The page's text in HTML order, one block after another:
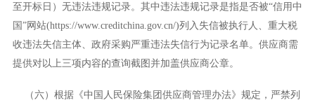
至开标日）无违法违规记录。其中违法违规记录是指是否被“信用中
国”网站(https://www.creditchina.gov.cn/)列入失信被执行人、重大税
收违法失信主体、政府采购严重违法失信行为记录名单。供应商需
提供对以上三项内容的查询截图并加盖供应商公章。
（六）根据《中国人民保险集团供应商管理办法》规定，严禁列